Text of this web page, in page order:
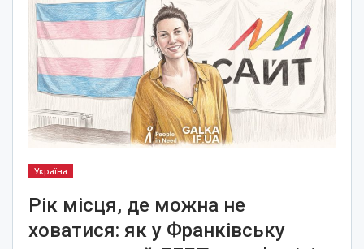
Україна
Рік місця, де можна не
ховатися: як у Франківську